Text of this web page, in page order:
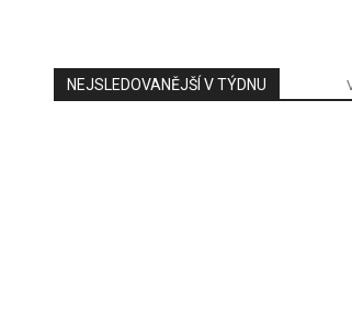
NEJSLEDOVANĚJŠÍ V TÝDNU